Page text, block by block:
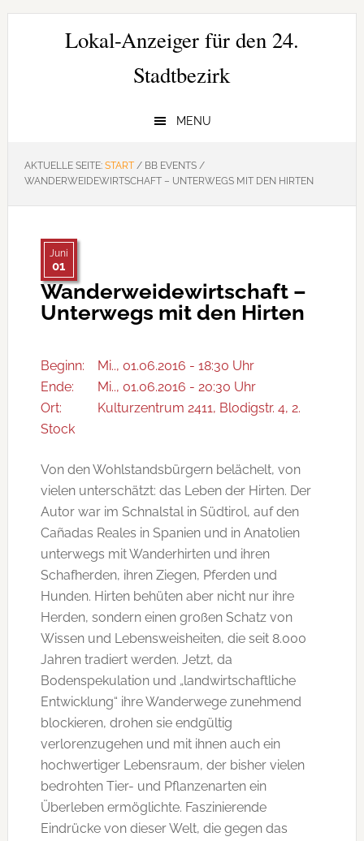
Zur
Hauptnavigation
Zum
Zur
SeitenspalteLokal-Anzeiger für den 24.
Stadtbezirk
MENU
AKTUELLE SEITE: START /BB EVENTS /
WANDERWEIDEWIRTSCHAFT – UNTERWEGS MIT DEN HIRTEN
Juni
01
Wanderweidewirtschaft –
Unterwegs mit den Hirten
Beginn:
Mi.., 01.06.2016 - 18:30 Uhr
Ende:
Mi.., 01.06.2016 - 20:30 Uhr
Ort:
Kulturzentrum 2411, Blodigstr. 4, 2.
Stock
Von den Wohlstandsbürgern belächelt, von
vielen unterschätzt: das Leben der Hirten. Der
Autor war im Schnalstal in Südtirol, auf den
Cañadas Reales in Spanien und in Anatolien
unterwegs mit Wanderhirten und ihren
Schafherden, ihren Ziegen, Pferden und
Hunden. Hirten behüten aber nicht nur ihre
Herden, sondern einen großen Schatz von
Wissen und Lebensweisheiten, die seit 8.000
Jahren tradiert werden. Jetzt, da
Bodenspekulation und „landwirtschaftliche
Entwicklung“ ihre Wanderwege zunehmend
blockieren, drohen sie endgültig
verlorenzugehen und mit ihnen auch ein
hochwertiger Lebensraum, der bisher vielen
bedrohten Tier- und Pflanzenarten ein
Überleben ermöglichte. Faszinierende
Eindrücke von dieser Welt, die gegen das